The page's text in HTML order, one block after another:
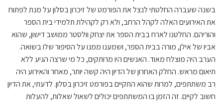
בשנה שעברה החלטתי לנצל את הפורמט של זיכרון בסלון על מנת לפתוח
את האירועים האלה לקהל הרחב, ולא רק לקהילת תלמידי בית הספר
והוריהם. החלטנו לארח בבית הספר את יצחק וולסטר ממושב דישון, שהוא
אביו של אילן, מורה בבית הספר, ושמענו ממנו על הסיפור שלו בשואה.
הערב היה מוצלח מאוד. האנשים היו מרותקים, כל מי שרצה הגיע ללא
תיאום מראש. החלק האחרון של הדיון היה קשה יותר, מאחר והאירוע היה
רב משתתפים, למרות שהוא התקיים בפורמט זיכרון בסלון. לדעתי, את הדיון
חשוב לקיים. זה הזמן בו המשתתפים יכולים לשאול שאלות, להעלות